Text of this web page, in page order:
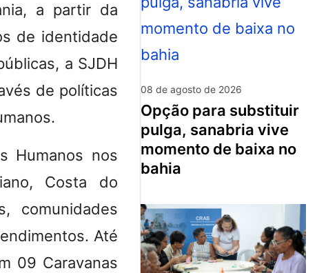
a partir da
de identidade
a SJDH
de políticas
Humanos nos
Costa do
comunidades
Até
09 Caravanas
08 de agosto de 2026
opção para substituir
pulga, sanabria vive
momento de baixa no
bahia